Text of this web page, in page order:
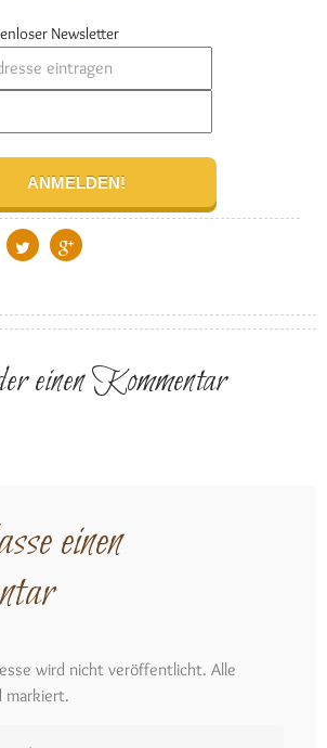
Newsletter
einen Kommentar
einen
wird nicht veröffentlicht. Alle
markiert.